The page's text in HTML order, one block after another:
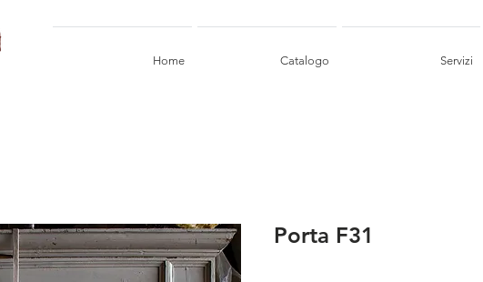
Home Catalogo Servizi
Porta F31